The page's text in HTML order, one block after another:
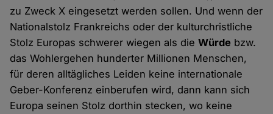
zu Zweck X eingesetzt werden sollen. Und wenn der
Nationalstolz Frankreichs oder der kulturchristliche
Stolz Europas schwerer wiegen als dieWürde bzw.
das Wohlergehen hunderter Millionen Menschen,
für deren alltägliches Leiden keine internationale
Geber-Konferenz einberufen wird, dann kann sich
Europa seinen Stolz dorthin stecken, wo keine